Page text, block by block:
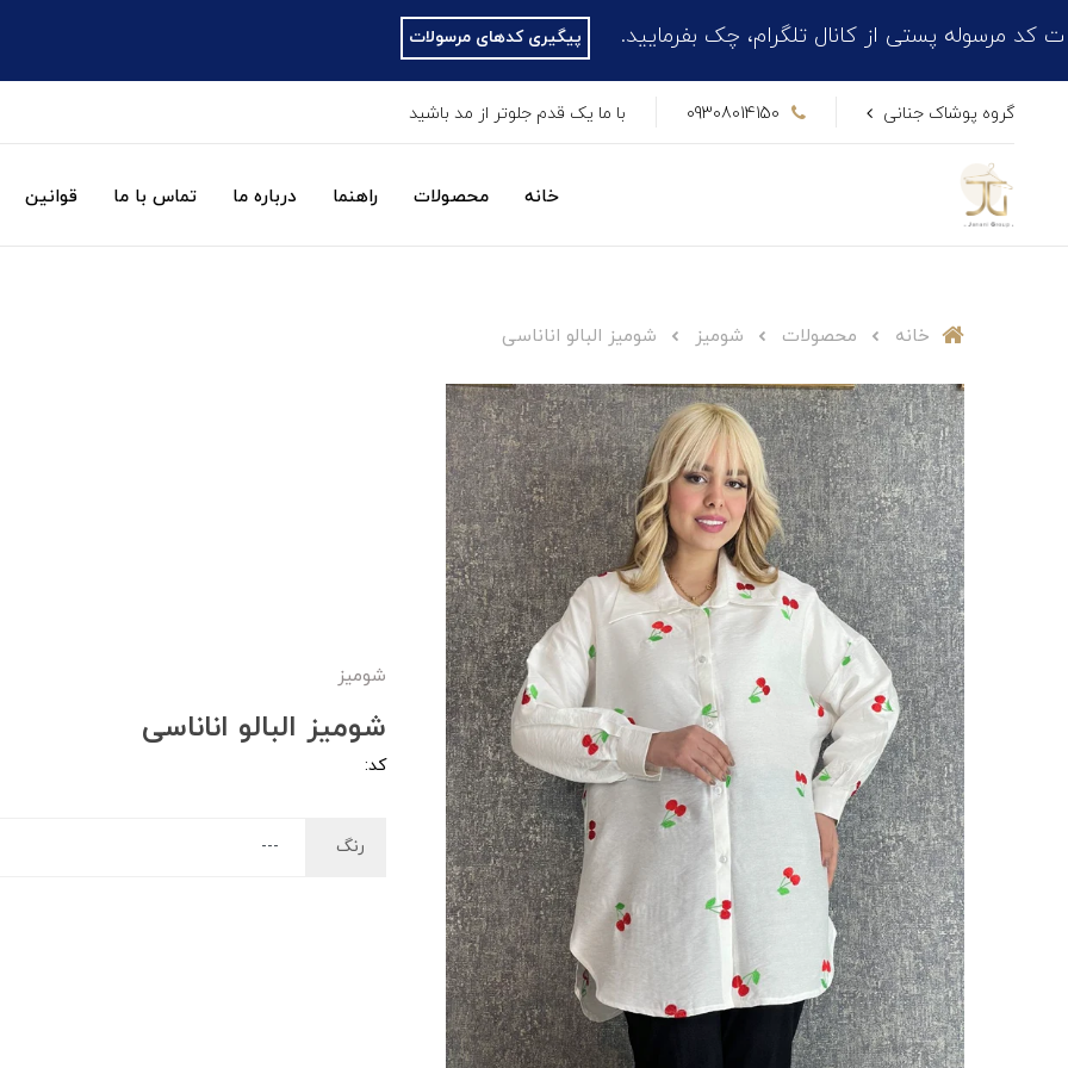
از کانال تلگرام، چک بفرمایید. پیگیری کدهای مرسولات
گروه پوشاک جنانی 09308014150 با ما یک قدم جلوتر از مد باشید
خانه محصولات راهنما درباره ما تماس با ما قوانین
خانه محصولات شومیز شومیز البالو اناناسی
شومیز
شومیز البالو اناناسی
کد:
رنگ